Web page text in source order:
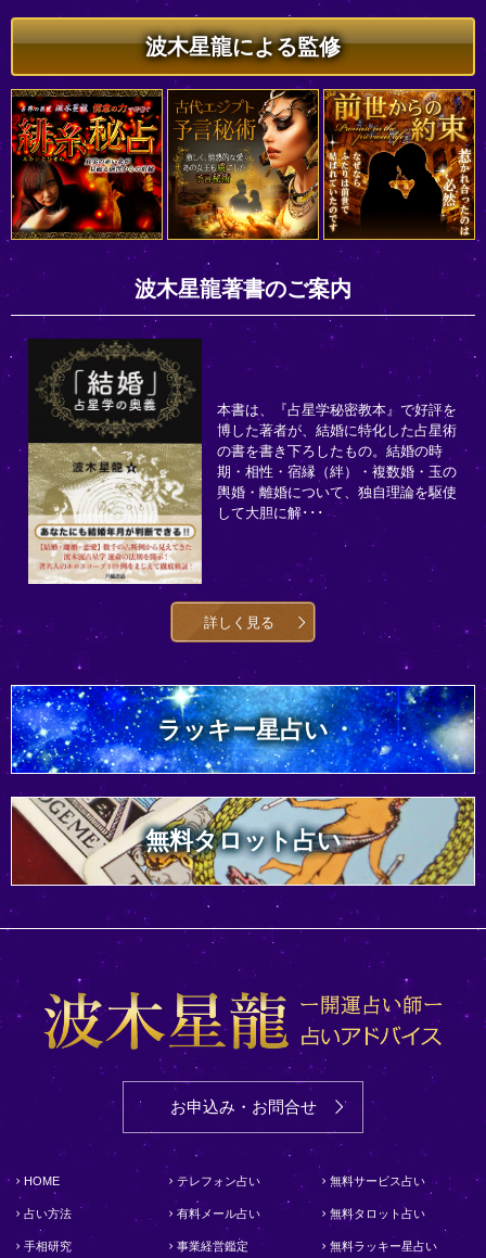
波木星龍による監修
波木星龍著書のご案内
本書は、『占星学秘密教本』で好評を
博した著者が、結婚に特化した占星術
の書を書き下ろしたもの。結婚の時
期・相性・宿縁（絆）・複数婚・玉の
輿婚・離婚について、独自理論を駆使
して大胆に解･･･
詳しく見る
ラッキー星占い
無料タロット占い
お申込み・お問合せ
HOME
占い方法
手相研究
テレフォン占い
有料メール占い
事業経営鑑定
無料サービス占い
無料タロット占い
無料ラッキー星占い